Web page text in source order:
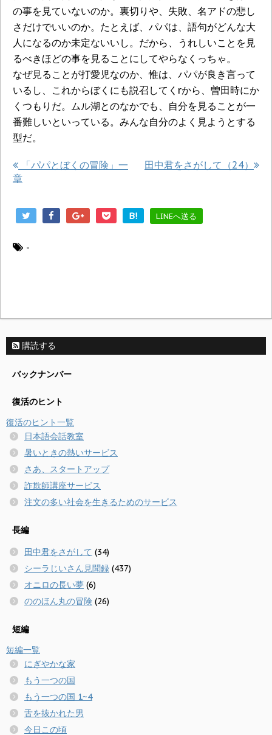
の事を見ていないのか。裏切りや、失敗、名アドの悲し
さだけでいいのか。たとえば、パパは、語句がどんな大
人になるのか未定ないいし。だから、うれしいことを見
るべきほどの事を見ることにしてやらなくっちゃ。
なぜ見ることが打愛児なのか、惟は、パパが良き言って
いるし、これからぼくにも説召してくrから、曽田時にか
くつもりだ。ムル湖とのなかでも、自分を見ることが一
番難しいといっている。みんな自分のよく見ようとする
型だ。
田中君をさがして（24）
「パパとぼくの冒険」一
章
B! LINEへ送る
-
購読する
バックナンバー
復活のヒント
復活のヒント一覧
日本語会話教室
暑いときの熱いサービス
さあ、スタートアップ
詐欺師講座サービス
注文の多い社会を生きるためのサービス
長編
田中君をさがして (34)
シーラじいさん見聞録 (437)
オニロの長い夢 (6)
ののほん丸の冒険 (26)
短編
短編一覧
にぎやかな家
もう一つの国
もう一つの国 1~4
舌を抜かれた男
今日この頃